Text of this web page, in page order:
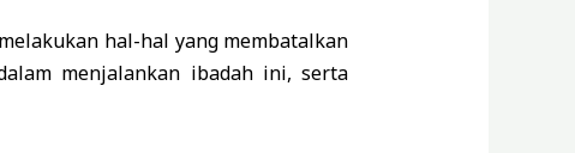
hal-hal yang membatalkan
menjalankan ibadah ini, serta